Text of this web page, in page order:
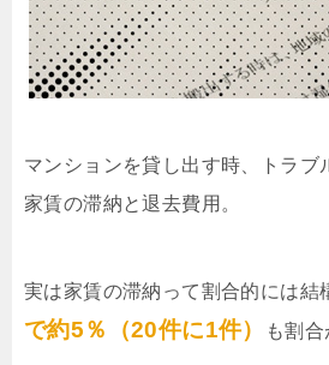
マンションを貸し出す時、トラブ
家賃の滞納と退去費用。
実は家賃の滞納って割合的には結
で約5％（20件に1件）
も割合